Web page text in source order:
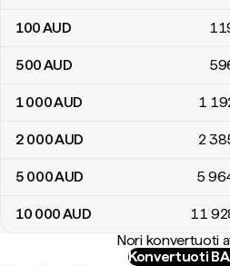
100AUD
500AUD
1 000AUD 1
2 000AUD 2
5 000AUD 5
10 000AUD 11
Nori konvertuoti
Konvertuoti